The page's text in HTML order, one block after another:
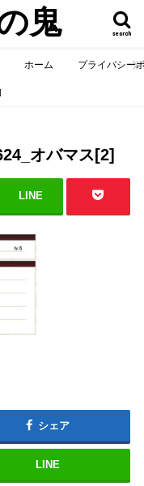
鬼 search
ホーム プライバシー
オバマス[2]
LINE
シェア
LINE